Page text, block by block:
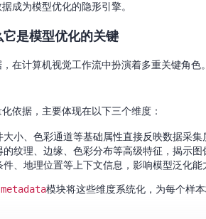
成为模型优化的隐形引擎。
是模型优化的关键
在计算机视觉工作流中扮演着多重关键角
依据，主要体现在以下三个维度：
大小、色彩通道等基础属性直接反映数据采集
的纹理、边缘、色彩分布等高级特征，揭示图
、地理位置等上下文信息，影响模型泛化能
模块将这些维度系统化，为每个样